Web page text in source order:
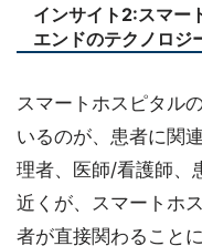
インサイト2:スマー
エンドのテクノロジ
スマートホスピタル
いるのが、患者に関
理者、医師/看護師、
近くが、スマートホ
者が直接関わること